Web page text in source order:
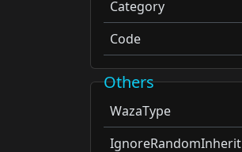
Category
Code
Others
WazaType
IgnoreRandomInherit